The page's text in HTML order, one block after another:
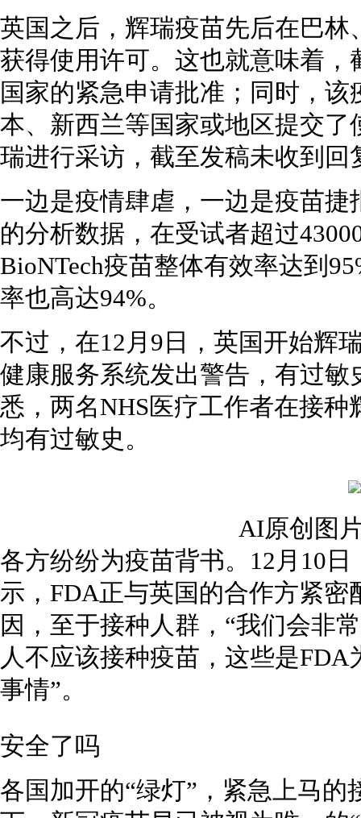
英国之后，辉瑞疫苗先后在巴
获得使用许可。这也就意味着
国家的紧急申请批准；同时，
本、新西兰等国家或地区提交
瑞进行采访，截至发稿未收到回
一边是疫情肆虐，一边是疫苗
的分析数据，在受试者超过
BioNTech疫苗整体有效率达到
率也高达94%。
不过，在12月9日，英国开始辉
健康服务系统发出警告，有过
悉，两名NHS医疗工作者在接
均有过敏史。
AI原创图
各方纷纷为疫苗背书。12月10日
示，FDA正与英国的合作方紧
因，至于接种人群，“我们会非
人不应该接种疫苗，这些是
事情”。
安全了吗
各国加开的“绿灯”，紧急上马